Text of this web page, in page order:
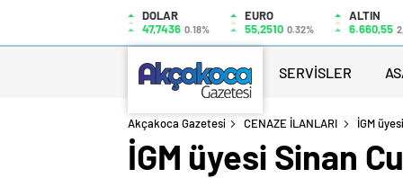
DOLAR
47,7436 0.18%
EURO
55,2510 0.32%
ALTIN
6.660,55
SERVİSLER
Akçakoca Gazetesi CENAZE İLANLARI İGM
İGM üyesi Sinan